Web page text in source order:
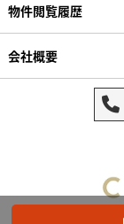
物件閲覧履歴
会社概要